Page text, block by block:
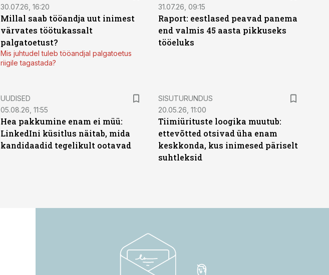
30.07.26, 16:20
Millal saab tööandja uut inimest
värvates töötukassalt
palgatoetust?
Mis juhtudel tuleb tööandjal palgatoetus
riigile tagastada?
31.07.26, 09:15
Raport: eestlased peavad panema
end valmis 45 aasta pikkuseks
tööeluks
UUDISED
05.08.26, 11:55
Hea pakkumine enam ei müü:
LinkedIni küsitlus näitab, mida
kandidaadid tegelikult ootavad
ST
SISUTURUNDUS
20.05.26, 11:00
Tiimiürituste loogika muutub:
ettevõtted otsivad üha enam
keskkonda, kus inimesed päriselt
suhtleksid